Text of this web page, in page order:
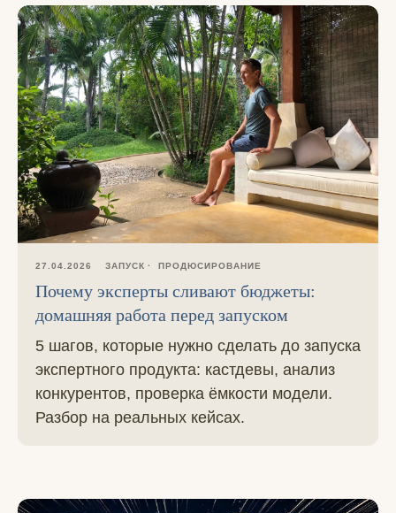
27.04.2026 ЗАПУСК ПРОДЮСИРОВАНИЕ
Почему эксперты сливают бюджеты:
домашняя работа перед запуском
5 шагов, которые нужно сделать до запуска
экспертного продукта: кастдевы, анализ
конкурентов, проверка ёмкости модели.
Разбор на реальных кейсах.